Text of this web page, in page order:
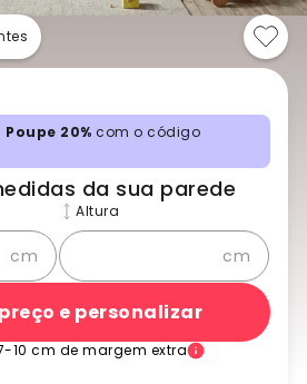
Poupe 20% com o código
da sua parede
cm
Altura
cm
e personalizar
10 cm de margem extra